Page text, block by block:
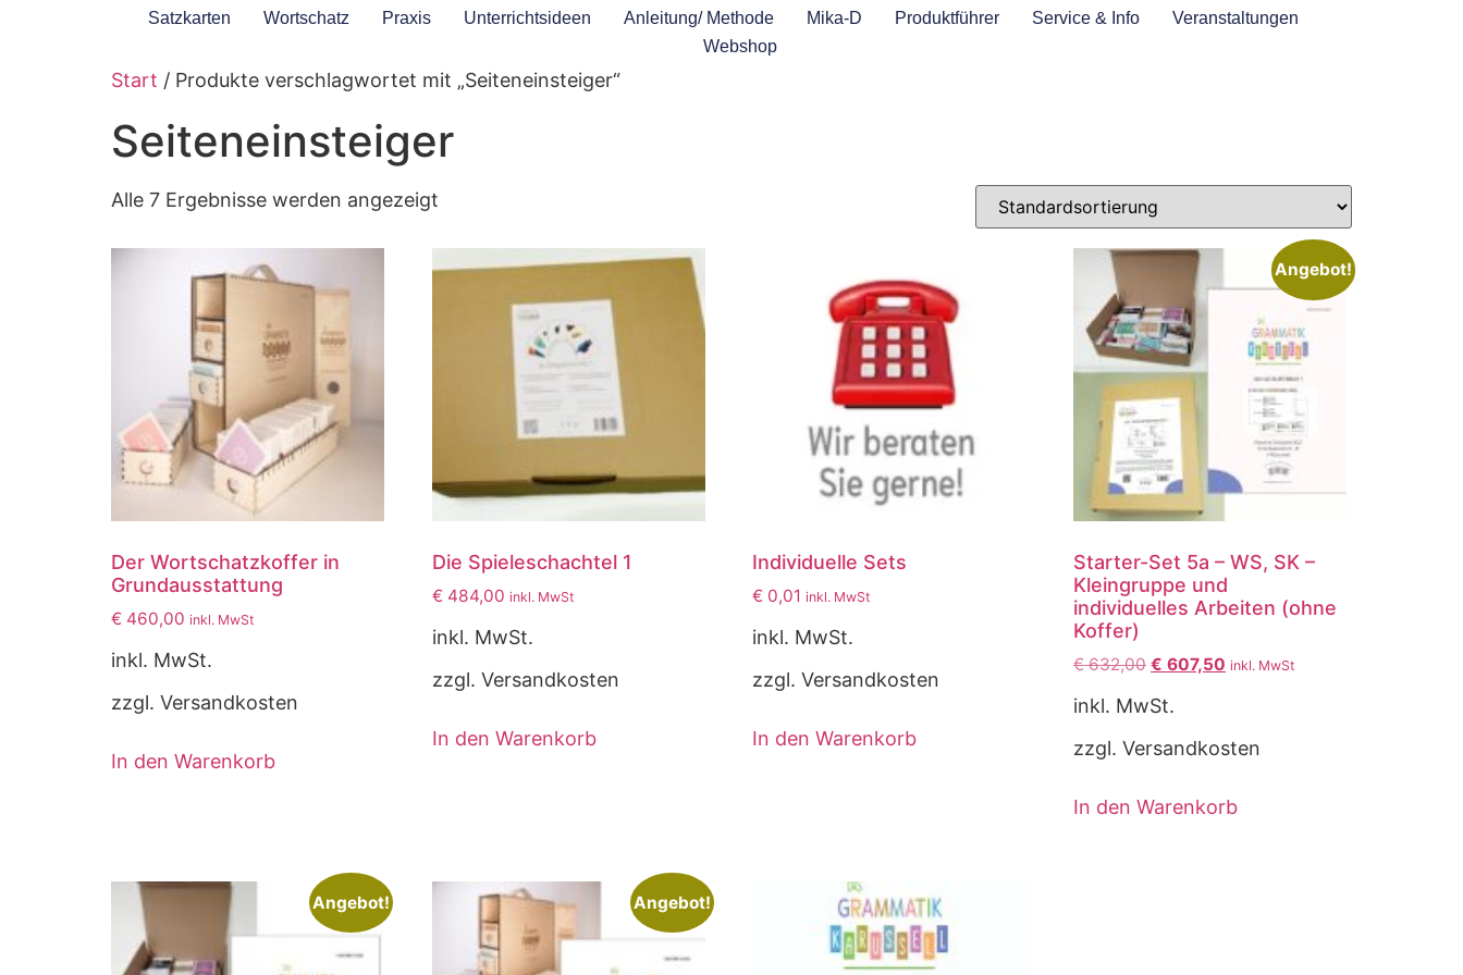
Satzkarten Wortschatz Praxis Unterrichtsideen Anleitung/ Methode Mika-D Produktführer Service & Info
Veranstaltungen
Webshop
Start / Produkte verschlagwortet mit „Seiteneinsteiger“
Seiteneinsteiger
Alle 7 Ergebnisse werden angezeigt
Der Wortschatzkoffer in
Grundausstattung
€ 460,00 inkl. MwSt
inkl. MwSt.
zzgl. Versandkosten
In den Warenkorb
Die Spieleschachtel 1
€ 484,00 inkl. MwSt
inkl. MwSt.
zzgl. Versandkosten
In den Warenkorb
Individuelle Sets
€ 0,01 inkl. MwSt
inkl. MwSt.
zzgl. Versandkosten
In den Warenkorb
Angebot!
Starter-Set 5a – WS, SK –
Kleingruppe und
individuelles Arbeiten (ohne
Koffer)
€632,00 € 607,50 inkl. MwSt
inkl. MwSt.
zzgl. Versandkosten
In den Warenkorb
Angebot! Angebot!